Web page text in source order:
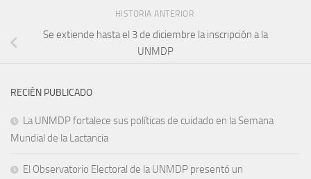
HISTORIA ANTERIOR
Se extiende hasta el 3 de diciembre la inscripción a la
UNMDP
RECIÉN PUBLICADO
La UNMDP fortalece sus políticas de cuidado en la Semana
Mundial de la Lactancia
El Observatorio Electoral de la UNMDP presentó un